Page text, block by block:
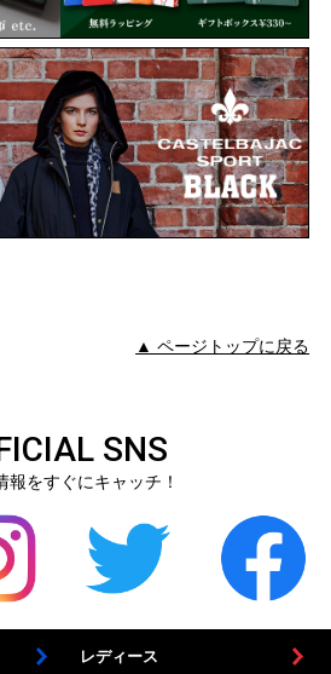
▲ ページトップに戻る
SNS
報をすぐにキャッチ！
レディース